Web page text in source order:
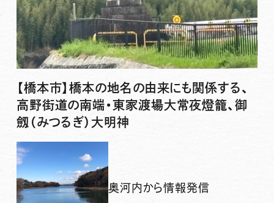
【橋本市】橋本の地名の由来にも関係する、
高野街道の南端・東家渡場大常夜燈籠、御
劔（みつるぎ）大明神
奥河内から情報発信